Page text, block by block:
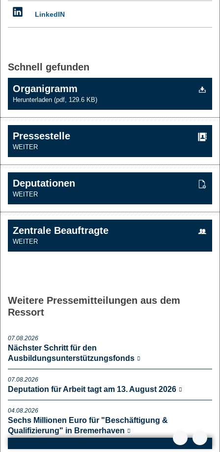
LinkedIN
Schnell gefunden
Organigramm
Herunterladen (pdf, 129.6 KB)
Pressestelle
WEITER
Deputationen
WEITER
Zentrale Beauftragte
WEITER
Weitere Pressemitteilungen aus dem
Ressort
07.08.2026
Nächster Schritt für den
Ausbildungsunterstützungsfonds
07.08.2026
Deputation für Arbeit tagt am 13. August 2026
04.08.2026
Sechs Millionen Euro für "Beschäftigung &
Qualifizierung" in Bremerhaven